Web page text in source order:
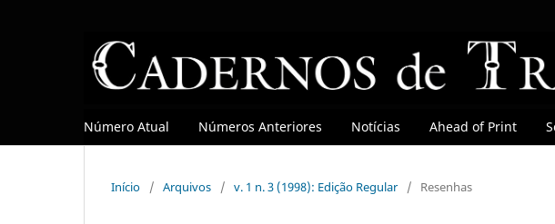
Número Atual Números Anteriores Notícias Ahead of Print
Início / Arquivos / v. 1 n. 3 (1998): Edição Regular / Resenhas